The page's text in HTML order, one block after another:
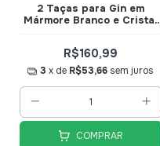
2 Taças para Gin em
Mármore Branco e Cristal
R$160,99
3 x de R$53,66 sem juros
COMPRAR